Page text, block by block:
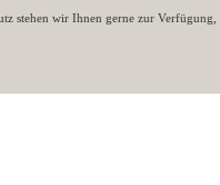
stehen wir Ihnen gerne zur